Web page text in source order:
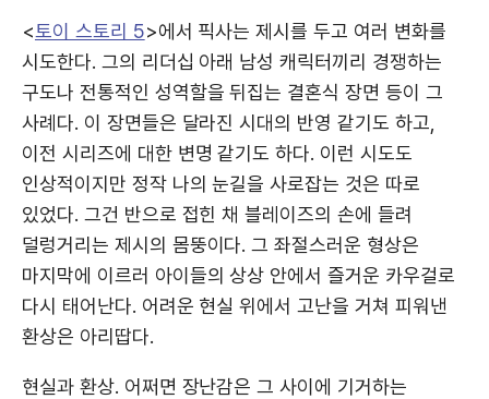
<토이 스토리 5>에서 픽사는 제시를 두고 여러 변화를
시도한다. 그의 리더십 아래 남성 캐릭터끼리 경쟁하는
구도나 전통적인 성역할을 뒤집는 결혼식 장면 등이 그
사례다. 이 장면들은 달라진 시대의 반영 같기도 하고,
이전 시리즈에 대한 변명 같기도 하다. 이런 시도도
인상적이지만 정작 나의 눈길을 사로잡는 것은 따로
있었다. 그건 반으로 접힌 채 블레이즈의 손에 들려
덜렁거리는 제시의 몸뚱이다. 그 좌절스러운 형상은
마지막에 이르러 아이들의 상상 안에서 즐거운 카우걸로
다시 태어난다. 어려운 현실 위에서 고난을 거쳐 피워낸
환상은 아리땁다.
현실과 환상. 어쩌면 장난감은 그 사이에 기거하는